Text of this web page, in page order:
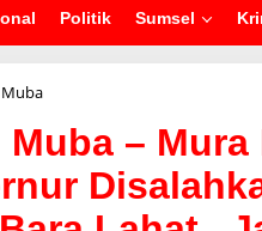
Politik Sumsel
Muba
a
n
M
u
Muba –